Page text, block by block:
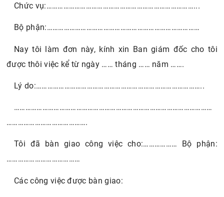
Chức vụ:……………………………………………………………………...
Bộ phận:………………………………………………………………………
Nay tôi làm đơn này, kính xin Ban giám đốc cho tôi
được thôi việc kể từ ngày …… tháng …… năm …….
Lý do:……………………………………………………………………………..
……………………………………………………………………………………………
…………………………………….
Tôi đã bàn giao công việc cho:……………… Bộ phận:
…………………………………
Các công việc được bàn giao: